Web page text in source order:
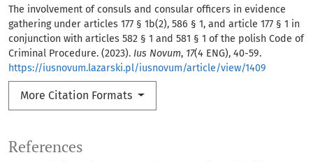
The involvement of consuls and consular officers in evidence
gathering under articles 177 § 1b(2), 586 § 1, and article 177 § 1 in
conjunction with articles 582 § 1 and 581 § 1 of the polish Code of
Criminal Procedure. (2023). Ius Novum, 17(4 ENG), 40-59.
https://iusnovum.lazarski.pl/iusnovum/article/view/1409
More Citation Formats
References